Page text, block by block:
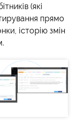
(які
прямо
історію змін